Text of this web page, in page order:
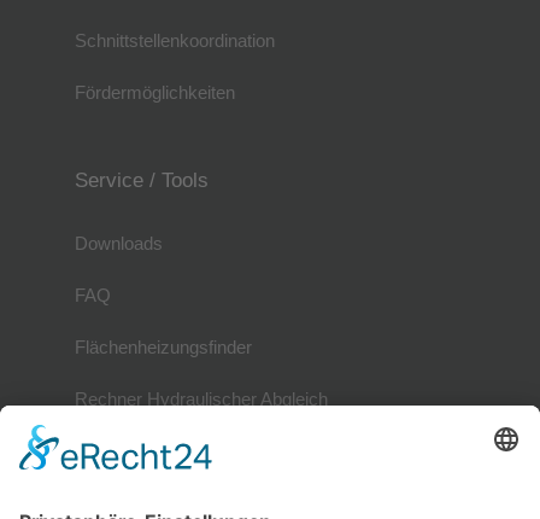
Schnittstellenkoordination
Fördermöglichkeiten
Service / Tools
Downloads
FAQ
Flächenheizungsfinder
Rechner Hydraulischer Abgleich
Mitglieder